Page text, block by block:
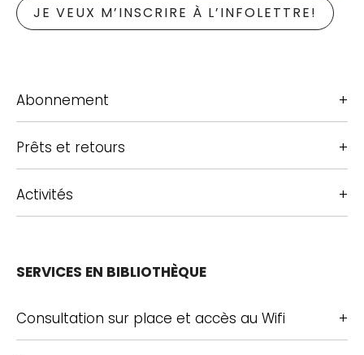
JE VEUX M’INSCRIRE À L’INFOLETTRE!
Abonnement
Prêts et retours
Activités
SERVICES EN BIBLIOTHÈQUE
Consultation sur place et accès au Wifi